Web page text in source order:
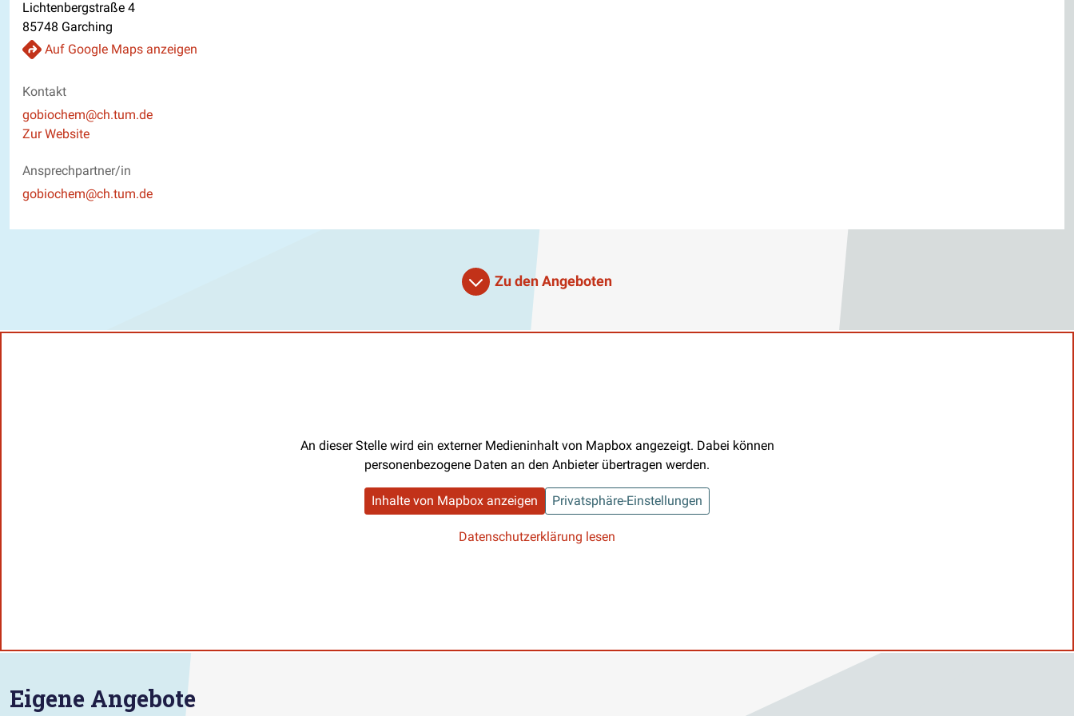
Lichtenbergstraße 4
85748 Garching
Auf Google Maps anzeigen
Kontakt
E-Mail
gobiochem@ch.tum.de
Website
Zur Website
Ansprechpartner/in
E-Mail
gobiochem@ch.tum.de
Zu den Angeboten
An dieser Stelle wird ein externer Medieninhalt von Mapbox angezeigt. Dabei können
personenbezogene Daten an den Anbieter übertragen werden.
Inhalte von Mapbox anzeigen Privatsphäre-Einstellungen
Datenschutzerklärung lesen
Eigene Angebote